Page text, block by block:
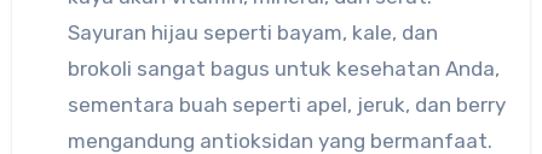
Sayuran hijau seperti bayam, kale, dan
brokoli sangat bagus untuk kesehatan Anda,
sementara buah seperti apel, jeruk, dan berry
mengandung antioksidan yang bermanfaat.